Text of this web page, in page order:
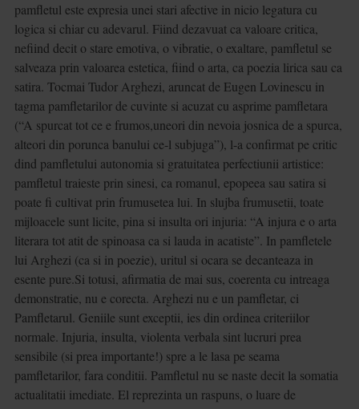
pamfletul este expresia unei stari afective in nicio legatura cu
logica si chiar cu adevarul. Fiind dezavuat ca valoare critica,
nefiind decit o stare emotiva, o vibratie, o exaltare, pamfletul se
salveaza prin valoarea estetica, fiind o arta, ca poezia lirica sau ca
satira. Tocmai Tudor Arghezi, aruncat de Eugen Lovinescu in
tagma pamfletarilor de cuvinte si acuzat cu asprime pamfletara
(“A spurcat tot ce e frumos,uneori din nevoia josnica de a spurca,
alteori din porunca banului ce-l subjuga”), l-a confirmat pe critic
dind pamfletului autonomia si gratuitatea perfectiunii artistice:
pamfletul traieste prin sinesi, ca romanul, epopeea sau satira si
poate fi cultivat prin frumusetea lui. In slujba frumusetii, toate
mijloacele sunt licite, pina si insulta ori injuria: “A injura e o arta
literara tot atit de spinoasa ca si lauda in acatiste”. In pamfletele
lui Arghezi (ca si in poezie), uritul si ocara se decanteaza in
esente pure.Si totusi, afirmatia de mai sus, coerenta cu intreaga
demonstratie, nu e corecta. Arghezi nu e un pamfletar, ci
Pamfletarul. Geniile sunt exceptii, ies din ordinea criteriilor
normale. Injuria, insulta, violenta verbala sint lucruri prea
sensibile (si prea importante!) spre a le lasa pe seama
pamfletarilor, fara conditii. Pamfletul nu se naste decit la somatia
actualitatii imediate. El reprezinta un raspuns, o luare de